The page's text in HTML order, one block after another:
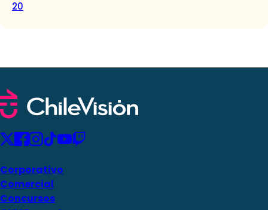
20
Corporativo
Comercial
Concursos